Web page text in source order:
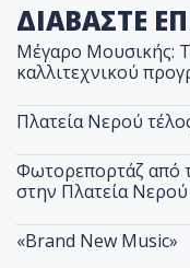
ΔΙΑΒΑΣΤΕ
Μέγαρο Μουσικής:
καλλιτεχνικού
Πλατεία Νερού
Φωτορεπορτάζ από
στην Πλατεία Νερού
«Brand New Music»